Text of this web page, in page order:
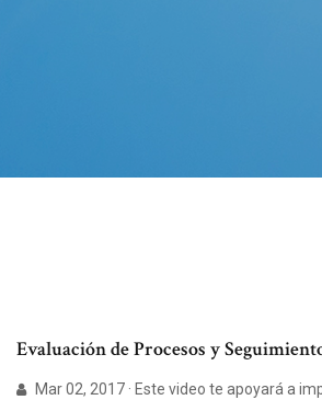
Evaluación de Procesos y
Mar 02, 2017 · Este video te apoyará a